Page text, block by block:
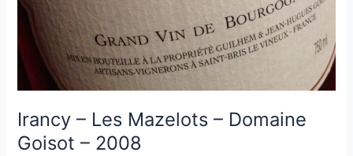
Irancy – Les Mazelots – Domaine
Goisot – 2008